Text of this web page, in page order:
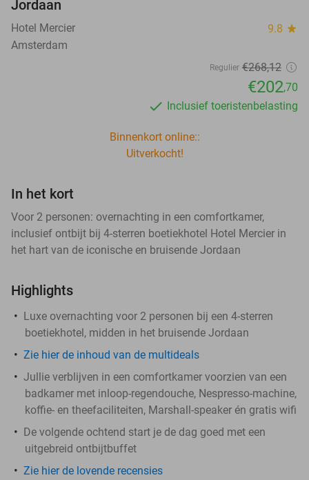
Jordaan
Hotel Mercier 9.8 star
Amsterdam
Regulier €268,12
€202,70
Inclusief toeristenbelasting
Binnenkort online::
Uitverkocht!
In het kort
Voor 2 personen: overnachting in een comfortkamer,
inclusief ontbijt bij 4-sterren boetiekhotel Hotel Mercier in
het hart van de iconische en bruisende Jordaan
Highlights
Luxe overnachting voor 2 personen bij een 4-sterren
boetiekhotel, midden in het bruisende Jordaan
Zie hier de inhoud van de multideals
Jullie verblijven in een comfortkamer voorzien van een
badkamer met inloop-regendouche, Nespresso-machine,
koffie- en theefaciliteiten, Marshall-speaker én gratis wifi
De volgende ochtend start je de dag goed met een
uitgebreid ontbijtbuffet
Zie hier de lovende recensies